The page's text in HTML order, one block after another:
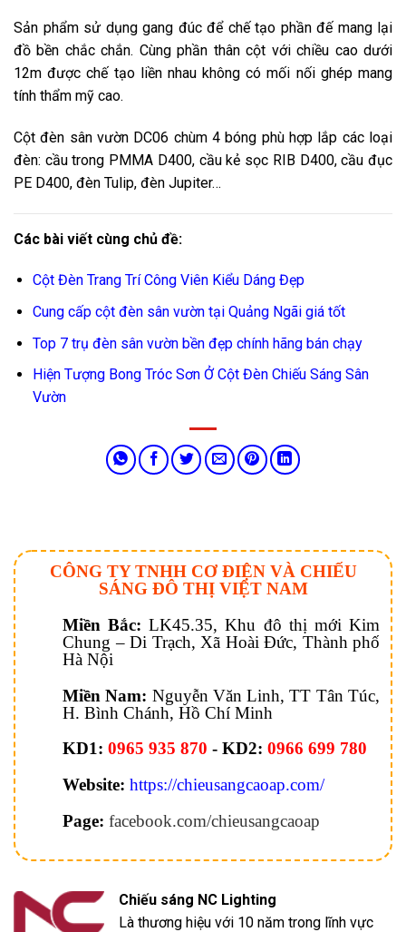
Sản phẩm sử dụng gang đúc để chế tạo phần đế mang lại
đồ bền chắc chắn. Cùng phần thân cột với chiều cao dưới
12m được chế tạo liền nhau không có mối nối ghép mang
tính thẩm mỹ cao.
Cột đèn sân vườn DC06 chùm 4 bóng phù hợp lắp các loại
đèn: cầu trong PMMA D400, cầu kẻ sọc RIB D400, cầu đục
PE D400, đèn Tulip, đèn Jupiter…
Các bài viết cùng chủ đề:
Cột Đèn Trang Trí Công Viên Kiểu Dáng Đẹp
Cung cấp cột đèn sân vườn tại Quảng Ngãi giá tốt
Top 7 trụ đèn sân vườn bền đẹp chính hãng bán chạy
Hiện Tượng Bong Tróc Sơn Ở Cột Đèn Chiếu Sáng Sân
Vườn
CÔNG TY TNHH CƠ ĐIỆN VÀ CHIẾU
SÁNG ĐÔ THỊ VIỆT NAM
Miền Bắc: LK45.35, Khu đô thị mới Kim
Chung – Di Trạch, Xã Hoài Đức, Thành phố
Hà Nội
Miền Nam: Nguyễn Văn Linh, TT Tân Túc,
H. Bình Chánh, Hồ Chí Minh
KD1: 0965 935 870 - KD2: 0966 699 780
Website: https://chieusangcaoap.com/
Page: facebook.com/chieusangcaoap
Chiếu sáng NC Lighting
Là thương hiệu với 10 năm trong lĩnh vực